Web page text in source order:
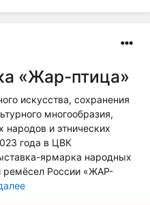
«Жар-птица»
искусства, сохранения
многообразия,
народов и этнических
года в ЦВК
ярмарка народных
ремёсел России «ЖАР-